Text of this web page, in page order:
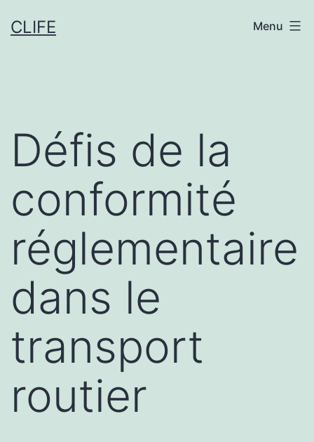
auCLIFE Menu
Défis de la
conformité
réglementaire
dans le
transport
routier